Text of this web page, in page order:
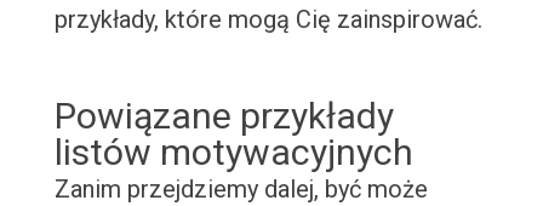
przykłady, które mogą Cię zainspirować.
Powiązane przykłady
listów motywacyjnych
Zanim przejdziemy dalej, być może